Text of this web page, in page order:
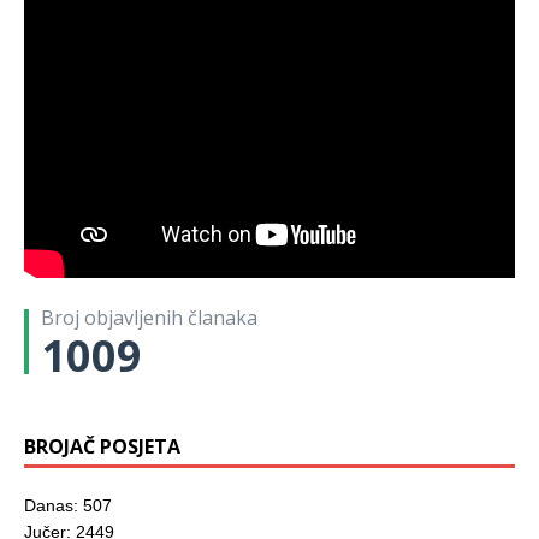
Broj objavljenih članaka
1009
BROJAČ POSJETA
Danas: 507
Jučer: 2449